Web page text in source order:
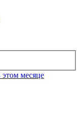
этом месяце